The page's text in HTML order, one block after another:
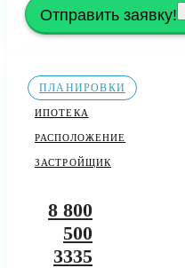
Отправить заявку!
ПЛАНИРОВКИ
ИПОТЕКА
РАСПОЛОЖЕНИЕ
ЗАСТРОЙЩИК
8 800
500
3335